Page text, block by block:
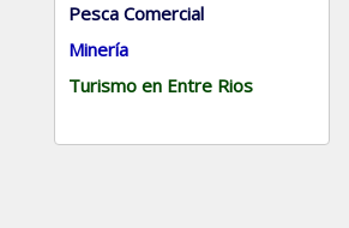
Pesca Comercial
Minería
Turismo en Entre Rios